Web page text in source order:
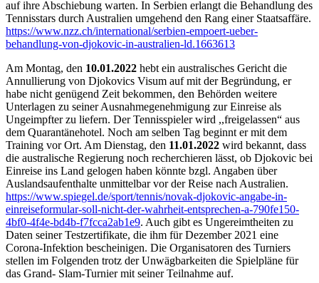
auf ihre Abschiebung warten. In Serbien erlangt die Behandlung des
Tennisstars durch Australien umgehend den Rang einer Staatsaffäre.
https://www.nzz.ch/international/serbien-empoert-ueber-
behandlung-von-djokovic-in-australien-ld.1663613
Am Montag, den 10.01.2022 hebt ein australisches Gericht die
Annullierung von Djokovics Visum auf mit der Begründung, er
habe nicht genügend Zeit bekommen, den Behörden weitere
Unterlagen zu seiner Ausnahmegenehmigung zur Einreise als
Ungeimpfter zu liefern. Der Tennisspieler wird ,,freigelassen“ aus
dem Quarantänehotel. Noch am selben Tag beginnt er mit dem
Training vor Ort. Am Dienstag, den 11.01.2022 wird bekannt, dass
die australische Regierung noch recherchieren lässt, ob Djokovic bei
Einreise ins Land gelogen haben könnte bzgl. Angaben über
Auslandsaufenthalte unmittelbar vor der Reise nach Australien.
https://www.spiegel.de/sport/tennis/novak-djokovic-angabe-in-
einreiseformular-soll-nicht-der-wahrheit-entsprechen-a-790fe150-
4bf0-4f4e-bd4b-f7fcca2ab1e9. Auch gibt es Ungereimtheiten zu
Daten seiner Testzertifikate, die ihm für Dezember 2021 eine
Corona-Infektion bescheinigen. Die Organisatoren des Turniers
stellen im Folgenden trotz der Unwägbarkeiten die Spielpläne für
das Grand- Slam-Turnier mit seiner Teilnahme auf.